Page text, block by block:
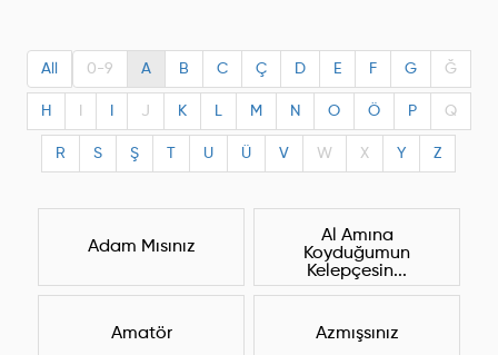
All 0-9 A B C Ç D E F G Ğ
H J K L M N O Ö P Q
R S Ş U Ü V W X Y Z
Adam Mısınız
Al Amına
Koyduğumun
Kelepçesin...
Amatör Azmışsınız